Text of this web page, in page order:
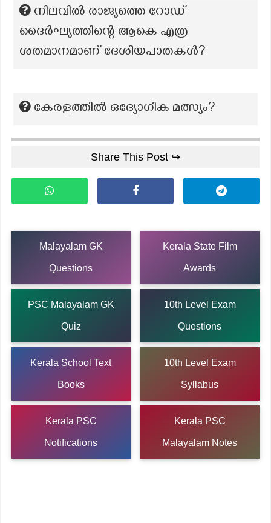
നിലവിൽ രാജ്യത്തെ റോഡ്
ദൈർഘ്യത്തിന്റെ ആകെ എത്ര
ശതമാനമാണ് ദേശീയപാതകൾ?
കേരളത്തിൽ ഒദ്യോഗിക മത്സ്യം?
Share This Post ↪
Malayalam GK
Questions
Kerala State Film
Awards
PSC Malayalam GK
Quiz
10th Level Exam
Questions
Kerala School Text
Books
10th Level Exam
Syllabus
Kerala PSC
Notifications
Kerala PSC
Malayalam Notes